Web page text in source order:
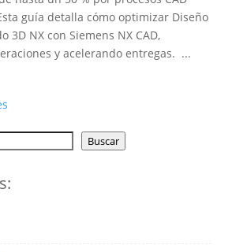
guía detalla cómo optimizar Diseño
3D NX con Siemens NX CAD,
y acelerando entregas. ...
Buscar